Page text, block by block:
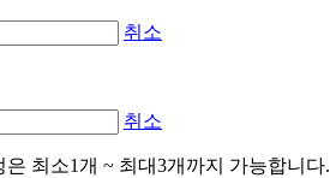
취소
취소
최소1개 ~ 최대3개까지 가능합니다.